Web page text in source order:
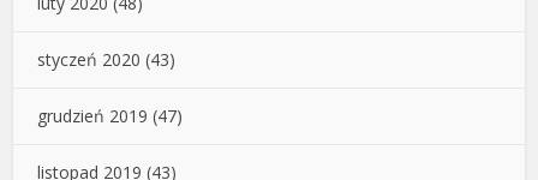
styczeń 2020 (43)
grudzień 2019 (47)
listopad 2019 (43)